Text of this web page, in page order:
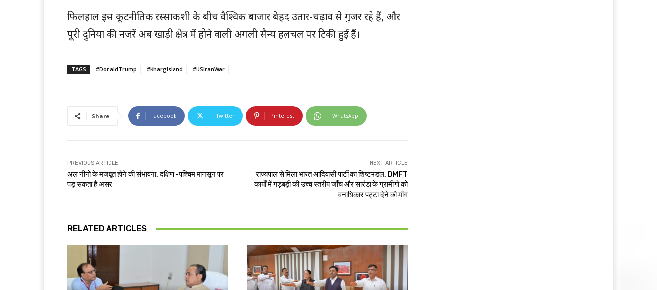
फिलहाल इस कूटनीतिक रस्साकशी के बीच वैश्विक बाजार बेहद उतार-चढ़ाव से गुजर रहे हैं, और
पूरी दुनिया की नजरें अब खाड़ी क्षेत्र में होने वाली अगली सैन्य हलचल पर टिकी हुई हैं।
TAGS #DonaldTrump #KhargIsland #USIranWar
Share Facebook Twitter Pinterest WhatsApp
PREVIOUS ARTICLE
अल नीनो के मजबूत होने की संभावना, दक्षिण -पश्चिम मानसून पर
पड़ सकता है असर
NEXT ARTICLE
राज्यपाल से मिला भारत आदिवासी पार्टी का शिष्टमंडल, DMFT
कार्यों में गड़बड़ी की उच्च स्तरीय जाँच और सारंडा के ग्रामीणों को
वनाधिकार पट्टा देने की माँग
RELATED ARTICLES